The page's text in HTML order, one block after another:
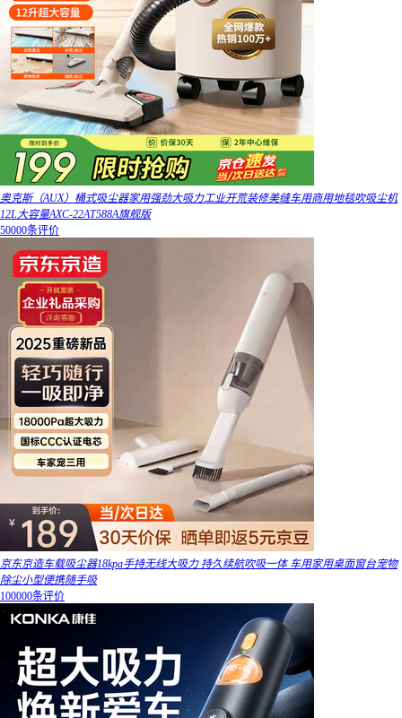
奥克斯（AUX）桶式吸尘器家用强劲大吸力工业开荒装修美缝车用商用地毯吹吸尘机
12L大容量AXC-22AT588A旗舰版
50000条评价
京东京造车载吸尘器18kpa手持无线大吸力 持久续航吹吸一体 车用家用桌面窗台宠物
除尘小型便携随手吸
100000条评价